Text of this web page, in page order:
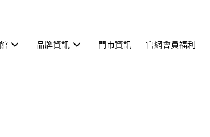
品牌資訊 門市資訊 官網會員福利